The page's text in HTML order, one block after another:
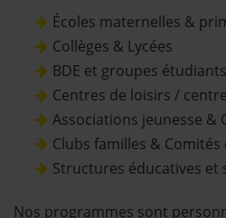
Écoles maternelles &
Collèges & Lycées
BDE et groupes étudiants
Centres de loisirs /
Associations jeunesse &
Clubs familles & Comités
Structures éducatives et
Nos programmes sont